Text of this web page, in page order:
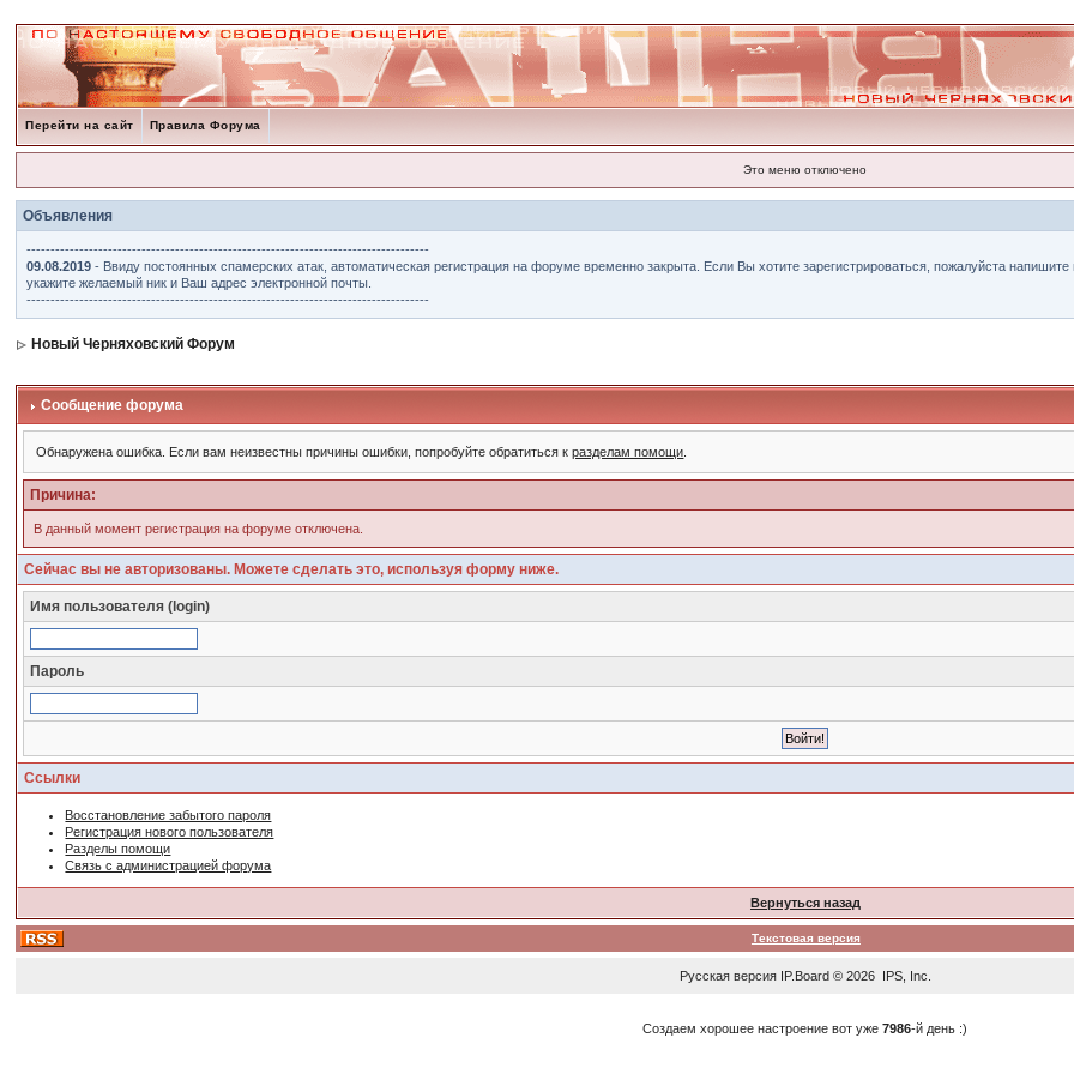
Перейти на сайт Правила Форума
Это меню отключено
Объявления
------------------------------------------------------------------------------------
09.08.2019 - Ввиду постоянных спамерских атак, автоматическая регистрация на форуме временно закрыта. Если Вы хотите зарегистрироваться, пожалуйста
укажите желаемый ник и Ваш адрес электронной почты.
------------------------------------------------------------------------------------
Новый Черняховский Форум
Сообщение форума
Обнаружена ошибка. Если вам неизвестны причины ошибки, попробуйте обратиться кразделам помощи
Причина:
В данный момент регистрация на форуме отключена.
Сейчас вы не авторизованы. Можете сделать это, используя форму ниже.
Имя пользователя (login)
Пароль
Ссылки
Восстановление забытого пароля
Регистрация нового пользователя
Разделы помощи
Связь с администрацией форума
Вернуться назад
Текстовая версия
Русская версия IP.Board© 2026 IPS, Inc
Создаем хорошее настроение вот уже7986-й день :)